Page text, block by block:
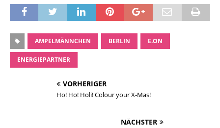
AMPELMÄNNCHEN BERLIN E.ON
ENERGIEPARTNER
VORHERIGER
Ho! Ho! Holi! Colour your X-Mas!
NÄCHSTER